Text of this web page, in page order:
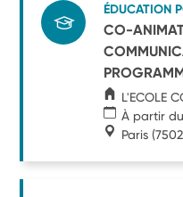
ÉDUCATION
CO-
L'ECOLE
À partir
Paris